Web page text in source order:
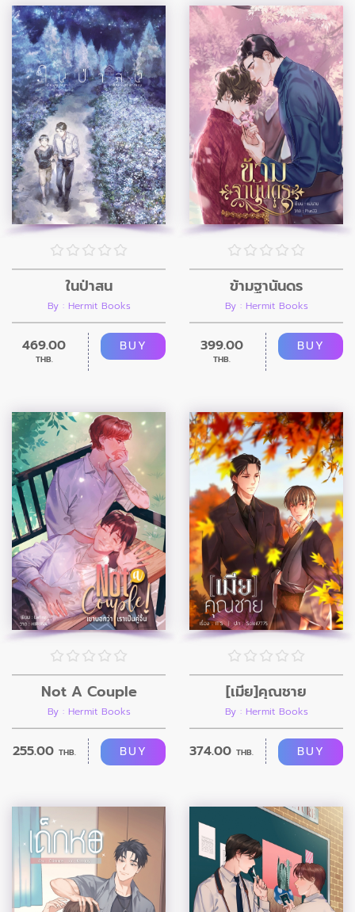
ในป่าสน
By : Hermit Books
469.00
THB.
BUY
ข้ามฐานันดร
By : Hermit Books
399.00
THB.
BUY
Not A Couple
By : Hermit Books
255.00 THB. BUY
[เมีย]คุณชาย
By : Hermit Books
374.00 THB. BUY